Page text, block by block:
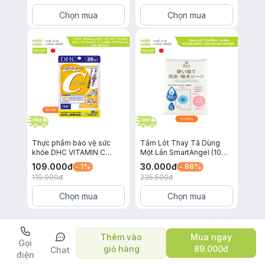
Lưu ý:
Khi sử dụng sản phẩm đã pha loãng, vui lòng sử dụng
ngay.
Chọn mua Chọn mua
Thực phẩm bảo vệ sức
khỏe DHC VITAMIN C
HARD CAPSULE (30 ngày)
109.000đ - 1%
110.000đ
Chọn mua
Tấm Lót Thay Tã Dùng
Một Lần SmartAngel (10
miếng)
30.000đ - 88%
235.500đ
Chọn mua
Gọi
điện
Chat
Thêm vào
giỏ hàng
Mua ngay
89.000đ
Trang chủ Danh mục Giỏ hàng Cá nhân